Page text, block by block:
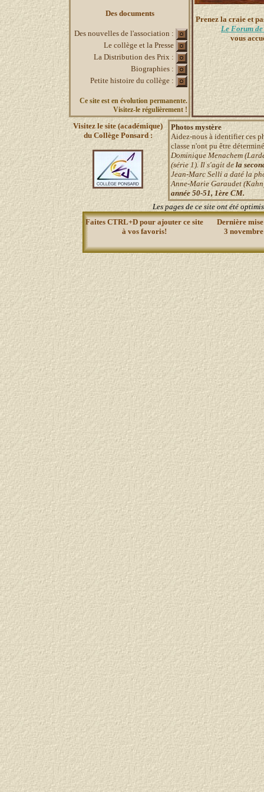
Des documents
Des nouvelles de l'association :
Le collège et la Presse
La Distribution des Prix :
Biographies :
Petite histoire du collège :
Ce site est en évolution permanente.
Visitez-le régulièrement !
Prenez la craie et
Le Forum
vous
Visitez le site (académique)
du Collège Ponsard :
Photos mystère
Aidez-nous à identifier ces
classe n'ont pu être
Dominique Menachem
(série 1). Il s'agit de la
Jean-Marc Selli a daté la
Anne-Marie Garaudet
année 50-51, 1ère CM.
Les pages de ce site ont été
Faites CTRL+D pour ajouter ce site
à vos favoris!
Dernière
3